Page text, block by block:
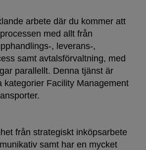
arbete där du kommer att
med allt från
, leverans-,
samt avtalsförvaltning, med
parallellt. Denna tjänst är
kategorier Facility Management
från strategiskt inköpsarbete
samt har en mycket